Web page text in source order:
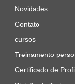
Novidades
Contato
cursos
Treinamento
Certificado de